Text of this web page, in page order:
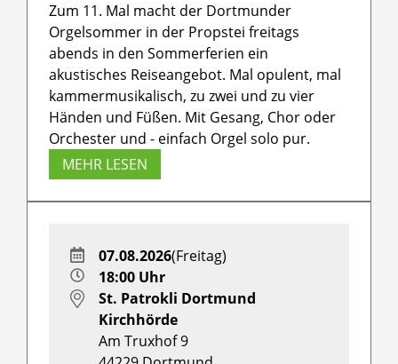
Zum 11. Mal macht der Dortmunder
Orgelsommer in der Propstei freitags
abends in den Sommerferien ein
akustisches Reiseangebot. Mal opulent, mal
kammermusikalisch, zu zwei und zu vier
Händen und Füßen. Mit Gesang, Chor oder
Orchester und - einfach Orgel solo pur.
MEHR LESEN
07.08.2026(Freitag)
18:00 Uhr
St. Patrokli Dortmund
Kirchhörde
Am Truxhof 9